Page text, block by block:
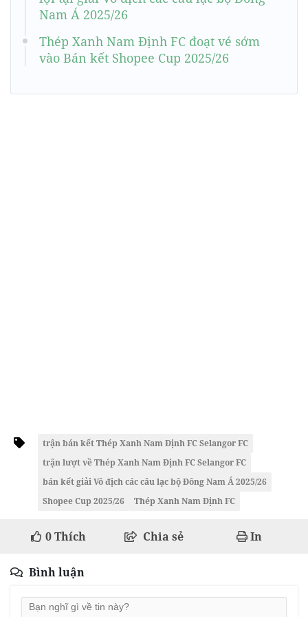
Nam Á 2025/26
Thép Xanh Nam Định FC đoạt vé sớm
vào Bán kết Shopee Cup 2025/26
trận bán kết Thép Xanh Nam Định FC Selangor FC
trận lượt về Thép Xanh Nam Định FC Selangor FC
bán kết giải Vô địch các câu lạc bộ Đông Nam Á 2025/26
Shopee Cup 2025/26
Thép Xanh Nam Định FC
0Thích Chia sẻ In
Bình luận